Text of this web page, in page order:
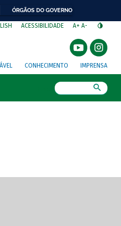
ÓRGÃOS DO GOVERNO
ACESSIBILIDADE A+ A-
CONHECIMENTO IMPRENSA